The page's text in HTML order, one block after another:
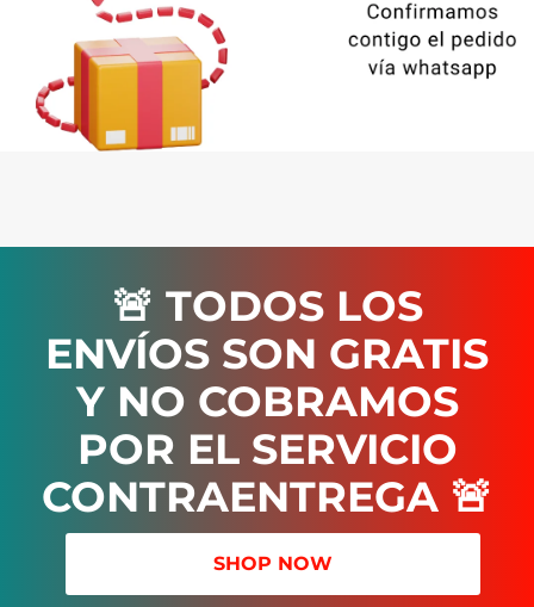
🚨 TODOS LOS
ENVÍOS SON GRATIS
Y NO COBRAMOS
POR EL SERVICIO
CONTRAENTREGA 🚨
SHOP NOW